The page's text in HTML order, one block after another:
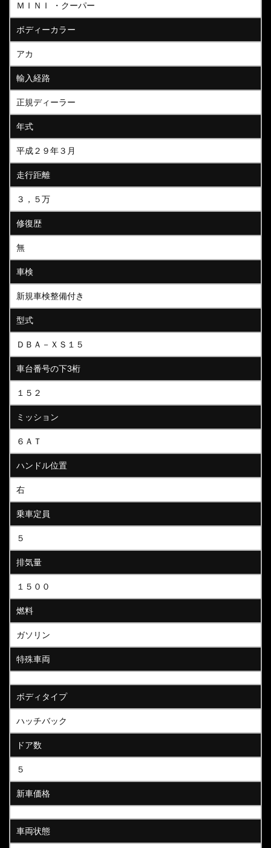
ＭＩＮＩ ・クーパー
ボディーカラー
アカ
輸入経路
正規ディーラー
年式
平成２９年３月
走行距離
３，５万
修復歴
無
車検
新規車検整備付き
型式
ＤＢＡ－ＸＳ１５
車台番号の下3桁
１５２
ミッション
６ＡＴ
ハンドル位置
右
乗車定員
５
排気量
１５００
燃料
ガソリン
特殊車両
ボディタイプ
ハッチバック
ドア数
５
新車価格
車両状態